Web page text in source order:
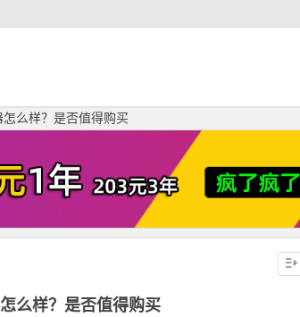
么样？是否值得购买
么样？是否值得购买